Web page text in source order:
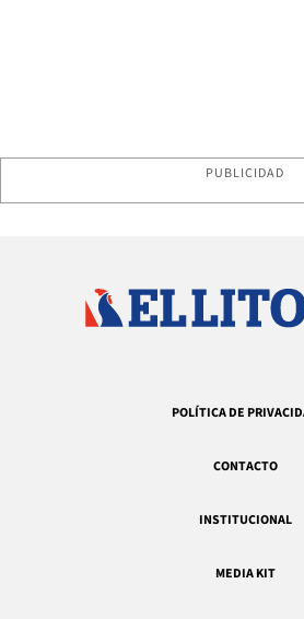
PUBLICIDAD
POLÍTICA DE
CONTACTO
INSTITUCIONAL
MEDIA KIT